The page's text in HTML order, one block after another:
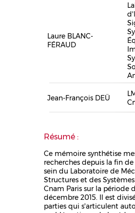
Laure BLANC-
FÉRAUD
Jean-François DEÜ
Résumé :
Ce mémoire synthétise
recherches depuis la fin
sein du Laboratoire de
Structures et des
Cnam Paris sur la période
décembre 2015. Il est
parties qui s'articulent